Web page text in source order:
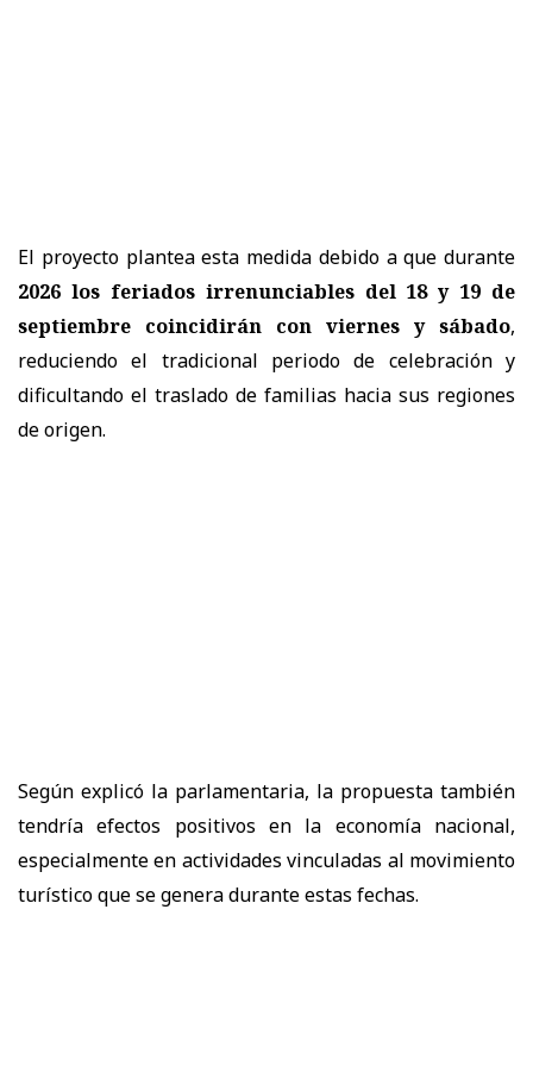
El proyecto plantea esta medida debido a que durante
2026 los feriados irrenunciables del 18 y 19 de
septiembre coincidirán con viernes y sábado,
reduciendo el tradicional periodo de celebración y
dificultando el traslado de familias hacia sus regiones
de origen.
Según explicó la parlamentaria, la propuesta también
tendría efectos positivos en la economía nacional,
especialmente en actividades vinculadas al movimiento
turístico que se genera durante estas fechas.